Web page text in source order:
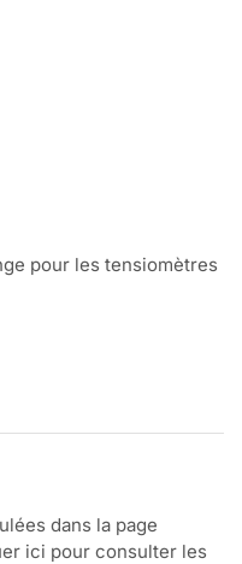
pour les tensiomètres
dans la page
ici pour consulter les